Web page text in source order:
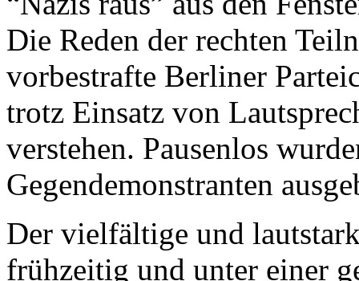
Die Reden der rechten
vorbestrafte Berliner
trotz Einsatz von
verstehen. Pausenlos
Gegendemonstranten
Der vielfältige und
frühzeitig und unter einer